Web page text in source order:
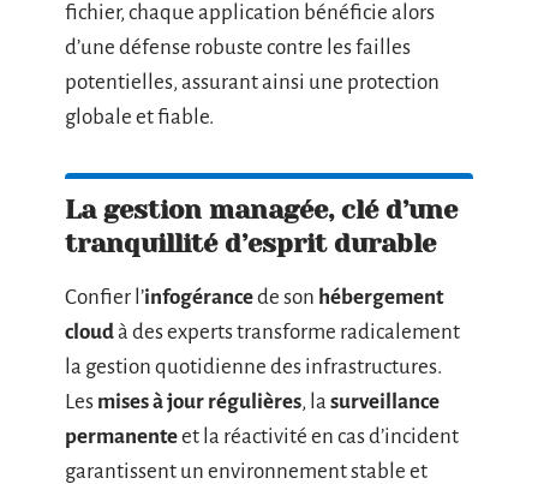
fichier, chaque application bénéficie alors
d’une défense robuste contre les failles
potentielles, assurant ainsi une protection
globale et fiable.
La gestion managée, clé d’une
tranquillité d’esprit durable
Confier l’infogérancede son hébergement
cloudà des experts transforme radicalement
la gestion quotidienne des infrastructures.
Les mises à jour régulières, la surveillance
permanenteet la réactivité en cas d’incident
garantissent un environnement stable et